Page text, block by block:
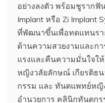
อย่างลงตัว พร้อมชูรากฟั
Implant หรือ Zi Implant
ที่พัฒนาขึ้นเพื่อทดแทนร
ด้านความสวยงามและก
แรงและคืนความมั่นใจใ
หญิงวลัยลักษณ์ เกียรติธ
กรรม และ ทันตแพทย์หญิ
อำนวยการ คลินิกทันตกร